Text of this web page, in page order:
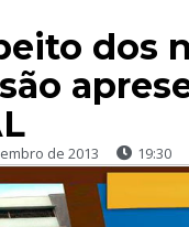
dos
de 2013 19:30